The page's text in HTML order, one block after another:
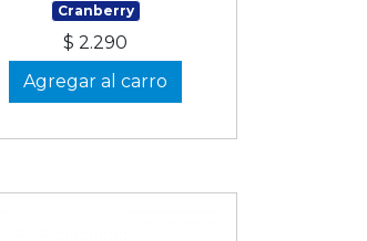
Cranberry
$ 2.290
Agregar al carro